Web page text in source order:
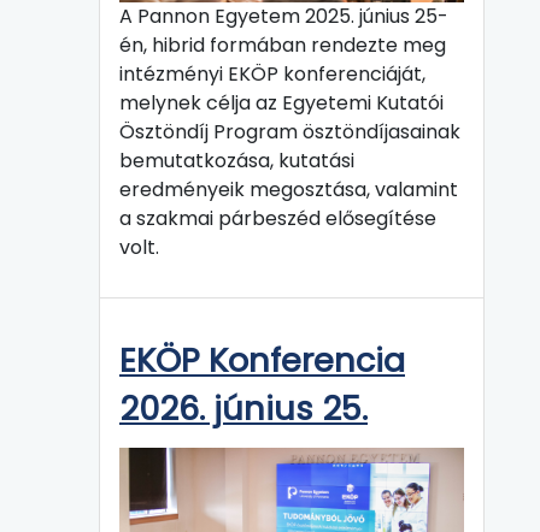
A Pannon Egyetem 2025. június 25-
én, hibrid formában rendezte meg
intézményi EKÖP konferenciáját,
melynek célja az Egyetemi Kutatói
Ösztöndíj Program ösztöndíjasainak
bemutatkozása, kutatási
eredményeik megosztása, valamint
a szakmai párbeszéd elősegítése
volt.
EKÖP Konferencia
2026. június 25.